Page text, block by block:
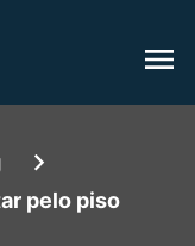
pelo piso